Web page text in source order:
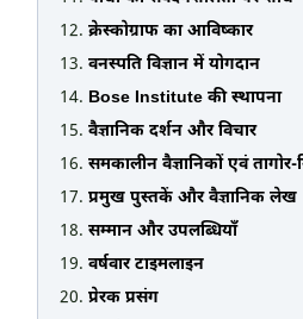
क्रेस्कोग्राफ का आविष्कार
वनस्पति विज्ञान में योगदान
Bose Institute की स्थापना
वैज्ञानिक दर्शन और विचार
समकालीन वैज्ञानिकों एवं
प्रमुख पुस्तकें और वैज्ञानिक लेख
सम्मान और उपलब्धियाँ
वर्षवार टाइमलाइन
प्रेरक प्रसंग